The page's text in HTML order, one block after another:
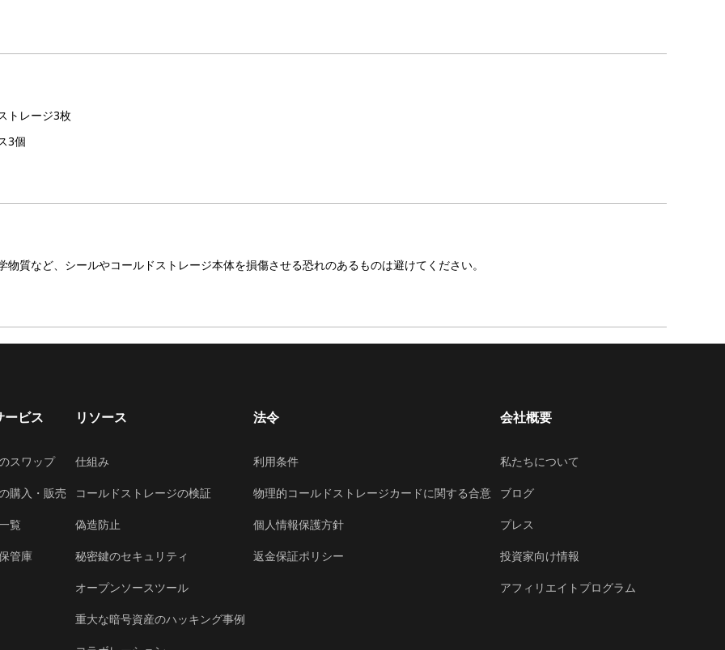
トレージ3枚
3個
物質など、シールやコールドストレージ本体を損傷させる恐れのあるものは避けてください。
ービス
スワップ
購入・販売
覧
管庫
リソース
仕組み
コールドストレージの検証
偽造防止
秘密鍵のセキュリティ
オープンソースツール
重大な暗号資産のハッキング事例
法令
利用条件
物理的コールドストレージカードに関する合意
個人情報保護方針
返金保証ポリシー
会社概要
私たちについて
ブログ
プレス
投資家向け情報
アフィリエイトプログラム